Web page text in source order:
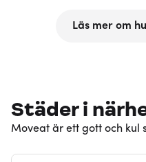
Läs mer om
Städer i
Moveat är ett gott och kul